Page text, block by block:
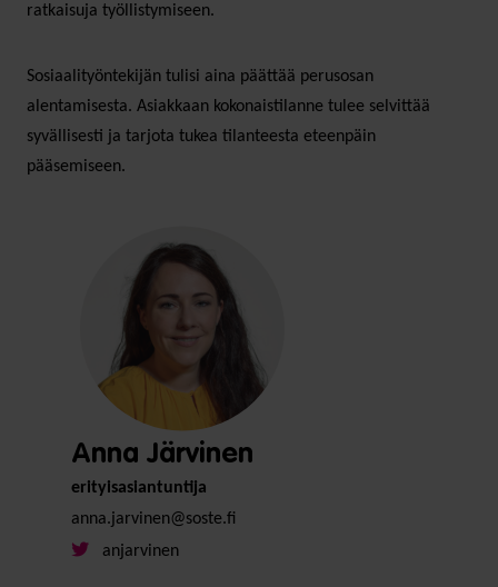
ratkaisuja työllistymiseen.
Sosiaalityöntekijän tulisi aina päättää perusosan
alentamisesta. Asiakkaan kokonaistilanne tulee selvittää
syvällisesti ja tarjota tukea tilanteesta eteenpäin
pääsemiseen.
Anna Järvinen
erityisasiantuntija
anna.jarvinen@soste.fi
anjarvinen